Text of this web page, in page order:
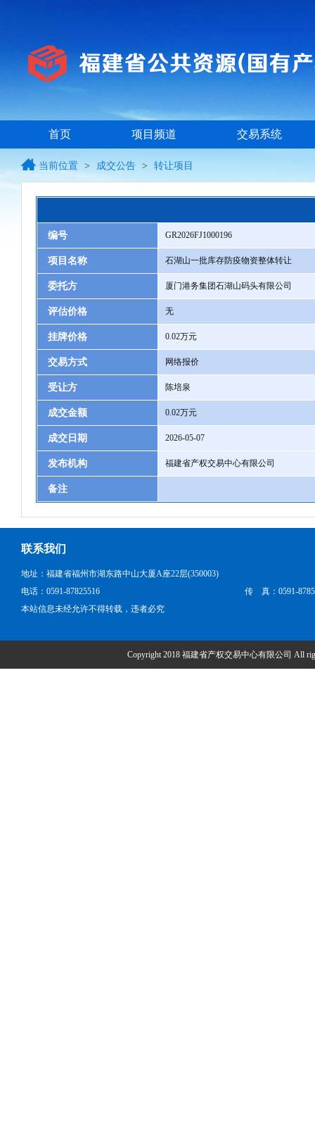
首页 项目频道 交易系统
当前位置 > 成交公告 > 转让项目
编号 GR2026FJ1000196
项目名称 石湖山一批库存防疫物资整体转让
委托方 厦门港务集团石湖山码头有限公司
评估价格 无
挂牌价格 0.02万元
交易方式 网络报价
受让方 陈培泉
成交金额 0.02万元
成交日期 2026-05-07
发布机构 福建省产权交易中心有限公司
备注
联系我们
地址：福建省福州市湖东路中山大厦A座22层(350003)
电话：0591-87825516
传 真：0591-
本站信息未经允许不得转载，违者必究
Copyright 2018 福建省产权交易中心有限公司 All